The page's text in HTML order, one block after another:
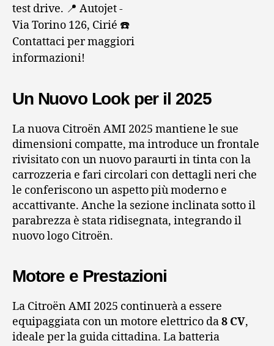
Un Nuovo Look per il 2025
La nuova Citroën AMI 2025 mantiene le sue
dimensioni compatte, ma introduce un frontale
rivisitato con un nuovo paraurti in tinta con la
carrozzeria e fari circolari con dettagli neri che
le conferiscono un aspetto più moderno e
accattivante. Anche la sezione inclinata sotto il
parabrezza è stata ridisegnata, integrando il
nuovo logo Citroën.
Motore e Prestazioni
La Citroën AMI 2025 continuerà a essere
equipaggiata con un motore elettrico da8 CV,
ideale per la guida cittadina. La batteria